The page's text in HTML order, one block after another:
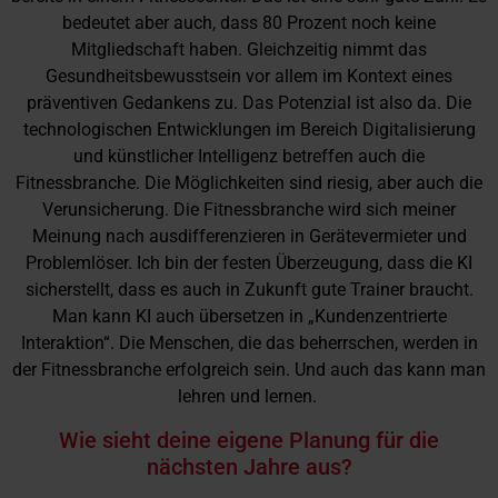
bedeutet aber auch, dass 80 Prozent noch keine
Mitgliedschaft haben. Gleichzeitig nimmt das
Gesundheitsbewusstsein vor allem im Kontext eines
präventiven Gedankens zu. Das Potenzial ist also da. Die
technologischen Entwicklungen im Bereich Digitalisierung
und künstlicher Intelligenz betreffen auch die
Fitnessbranche. Die Möglichkeiten sind riesig, aber auch die
Verunsicherung. Die Fitnessbranche wird sich meiner
Meinung nach ausdifferenzieren in Gerätevermieter und
Problemlöser. Ich bin der festen Überzeugung, dass die KI
sicherstellt, dass es auch in Zukunft gute Trainer braucht.
Man kann KI auch übersetzen in „Kundenzentrierte
Interaktion“. Die Menschen, die das beherrschen, werden in
der Fitnessbranche erfolgreich sein. Und auch das kann man
lehren und lernen.
Wie sieht deine eigene Planung für die
nächsten Jahre aus?